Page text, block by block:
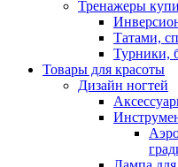
Тренажеры
Татами,
Турники,
Товары для красоты
Дизайн ногтей